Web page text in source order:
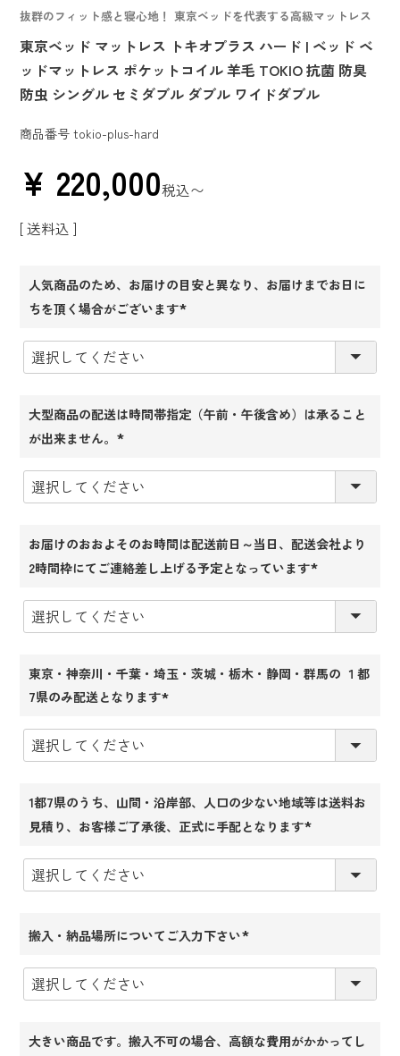
抜群のフィット感と寝心地！ 東京ベッドを代表する高級マットレス
東京ベッド マットレス トキオプラス ハード | ベッド ベ
ッドマットレス ポケットコイル 羊毛 TOKIO 抗菌 防臭
防虫 シングル セミダブル ダブル ワイドダブル
商品番号 tokio-plus-hard
¥ 220,000税込〜
送料込
人気商品のため、お届けの目安と異なり、お届けまでお日に
ちを頂く場合がございます
大型商品の配送は時間帯指定（午前・午後含め）は承ること
が出来ません。
須)
お届けのおおよそのお時間は配送前日～当日、配送会社より
2時間枠にてご連絡差し上げる予定となっています
東京・神奈川・千葉・埼玉・茨城・栃木・静岡・群馬の １都
7県のみ配送となります
1都7県のうち、山間・沿岸部、人口の少ない地域等は送料お
見積り、お客様ご了承後、正式に手配となります
搬入・納品場所についてご入力下さい
大きい商品です。搬入不可の場合、高額な費用がかかってし